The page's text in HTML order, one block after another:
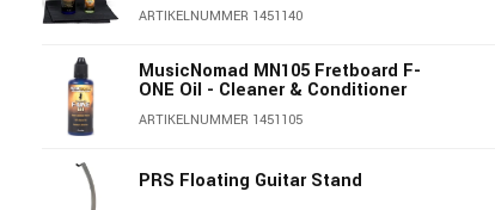
Specifikationer PRS SE DGT:
Finish:
ARTIKELNUMMER 1451140
MusicNomad MN105 Fretboard F-
ONE Oil - Cleaner & Conditioner
ARTIKELNUMMER 1451105
PRS Floating Guitar Stand